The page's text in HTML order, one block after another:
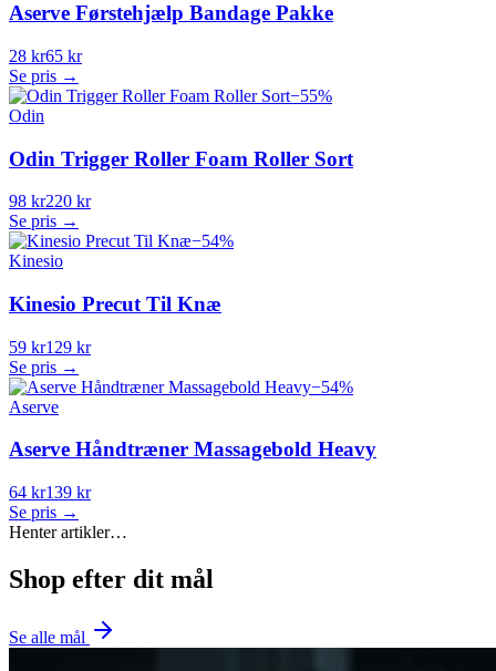
Aserve Førstehjælp Bandage Pakke
28 kr65 kr
Se pris →
−55%
Odin
Odin Trigger Roller Foam Roller Sort
98 kr220 kr
Se pris →
−54%
Kinesio
Kinesio Precut Til Knæ
59 kr129 kr
Se pris →
−54%
Aserve
Aserve Håndtræner Massagebold Heavy
64 kr139 kr
Se pris →
Henter artikler…
Shop efter dit mål
Se alle mål